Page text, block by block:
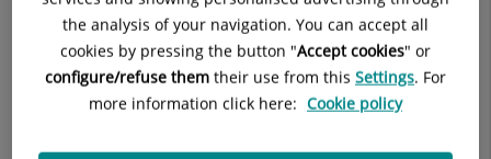
Es un proyecto que se realiza en el Sagrat Cor, la idea es
incorporar al proyecto a los pacientes
desde el día de su
mas funcional y física, con el objetivo de intentardisminuir
the analysis of your navigation. You can accept all
cookies by pressing the button "Accept cookies" or
configure/refuse them their use from this Settings. For
more information click here: Cookie policy